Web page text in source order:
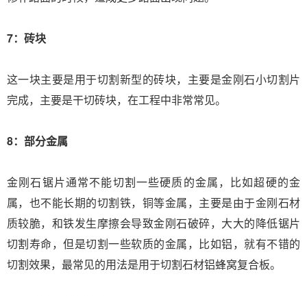
7：砖块
这一块主要是用于切割新型的砖块，主要是金刚石小切割片
完成，主要是干切砖块，在工程中非常常见。
8：部分金属
金刚石锯片通常不能切割一些硬质的金属，比如超硬的金
属，也不能长期的切割铁，铜等金属，主要是由于金刚石材
质较脆，和铁发生摩擦会导致金刚石破碎，大大的降低锯片
切割寿命，但是切割一些软质的金属，比如铝，就有不错的
切割效果，最常见的用法是用于切割石材铝蜂窝复合板。